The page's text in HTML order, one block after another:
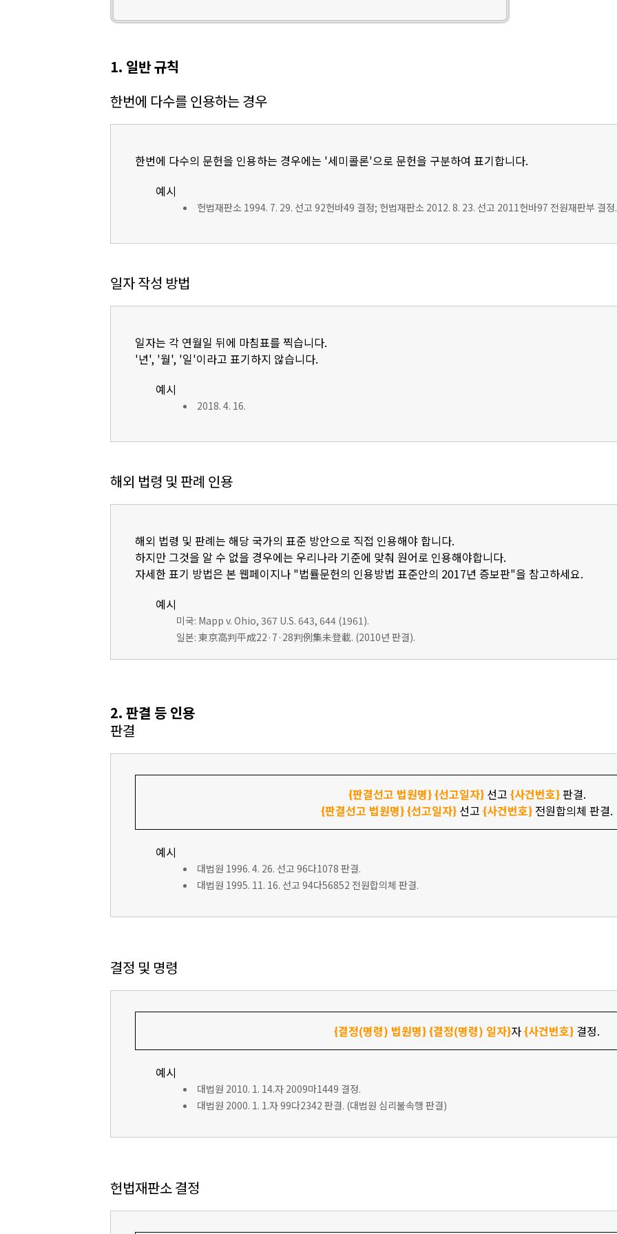
1. 일반 규칙
한번에 다수를 인용하는 경우
한번에 다수의 문헌을 인용하는 경우에는 '세미콜론'으로 문헌을 구분하여 표기합니다.
예시
헌법재판소 1994. 7. 29. 선고 92헌바49 결정; 헌법재판소 2012. 8. 23. 선고 2011헌바97 전원재판부 결정.
일자 작성 방법
일자는 각 연월일 뒤에 마침표를 찍습니다.
'년', '월', '일'이라고 표기하지 않습니다.
예시
2018. 4. 16.
해외 법령 및 판례 인용
해외 법령 및 판례는 해당 국가의 표준 방안으로 직접 인용해야 합니다.
하지만 그것을 알 수 없을 경우에는 우리나라 기준에 맞춰 원어로 인용해야합니다.
자세한 표기 방법은 본 웹페이지나 "법률문헌의 인용방법 표준안의 2017년 증보판"을 참고하세요.
예시
미국: Mapp v. Ohio, 367 U.S. 643, 644 (1961).
일본: 東京高判平成22·7·28判例集未登載. (2010년 판결).
2. 판결 등 인용
판결
{판결선고 법원명}{선고일자}선고 {사건번호}판결.
{판결선고 법원명}{선고일자} 선고 {사건번호} 전원합의체 판결.
예시
대법원 1996. 4. 26. 선고 96다1078 판결.
대법원 1995. 11. 16. 선고 94다56852 전원합의체 판결.
결정 및 명령
{결정(명령) 법원명}{결정(명령) 일자}자{사건번호} 결정.
예시
대법원 2010. 1. 14.자 2009마1449 결정.
대법원 2000. 1. 1.자 99다2342 판결. (대법원 심리불속행 판결)
헌법재판소 결정